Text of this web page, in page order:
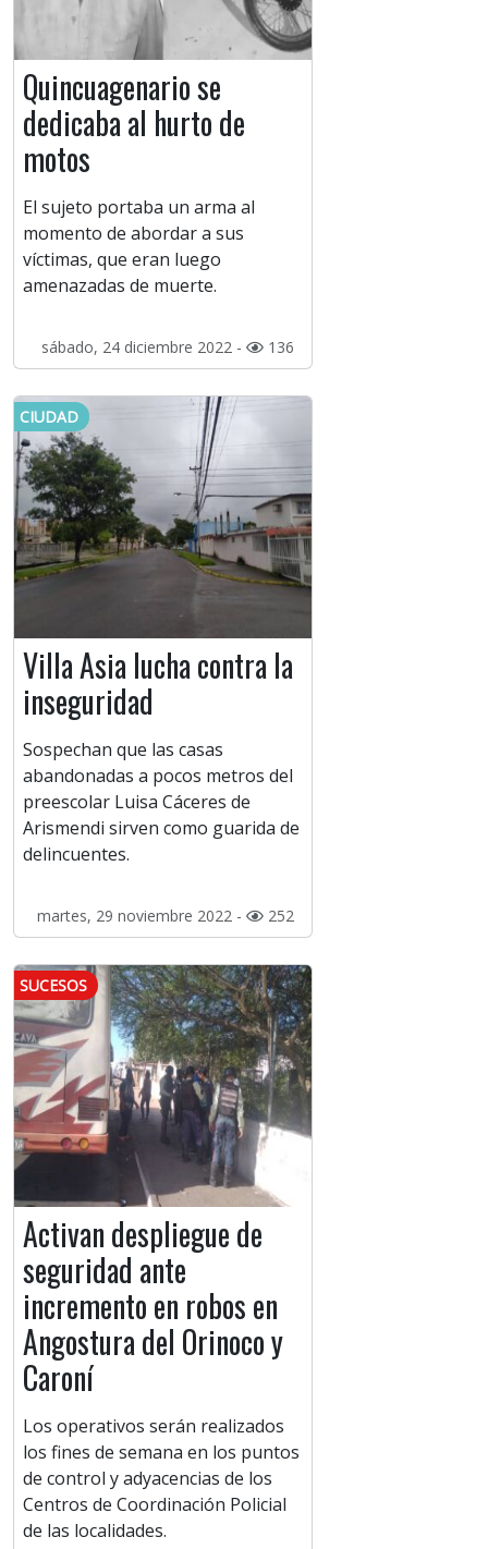
Quincuagenario se
dedicaba al hurto de
motos
El sujeto portaba un arma al
momento de abordar a sus
víctimas, que eran luego
amenazadas de muerte.
sábado, 24 diciembre 2022 - 136
CIUDAD
Villa Asia lucha contra la
inseguridad
Sospechan que las casas
abandonadas a pocos metros del
preescolar Luisa Cáceres de
Arismendi sirven como guarida de
delincuentes.
martes, 29 noviembre 2022 - 252
SUCESOS
Activan despliegue de
seguridad ante
incremento en robos en
Angostura del Orinoco y
Caroní
Los operativos serán realizados
los fines de semana en los puntos
de control y adyacencias de los
Centros de Coordinación Policial
de las localidades.